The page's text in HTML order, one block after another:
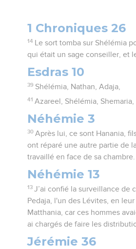
1 Chroniques 26
14
Le sort tomba sur Shélémia
qui était un sage conseiller, et
Esdras 10
39 Shélémia, Nathan, Adaja,
41 Azareel, Shélémia, Shemaria,
Néhémie 3
30 Après lui, ce sont Hanania,
ont réparé une autre partie de
travaillé en face de sa chambre.
Néhémie 13
13 J’ai confié la surveillance de
Pedaja, l'un des Lévites, en
Matthania, car ces hommes
ai chargés de faire les
Jérémie 36